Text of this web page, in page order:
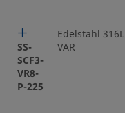
SS-
SCF3-
VR8-
P-225
Edelstahl 316L
VAR